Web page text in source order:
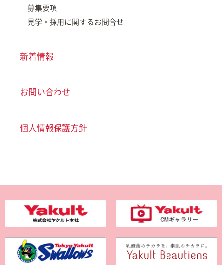
募集要項
見学・採用に関するお問合せ
新着情報
お問い合わせ
個人情報保護方針